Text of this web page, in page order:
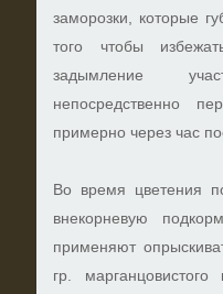
заморозки, которые
того чтобы
задымление
непосредственно
примерно через час
Во время цветения
внекорневую
применяют
гр.